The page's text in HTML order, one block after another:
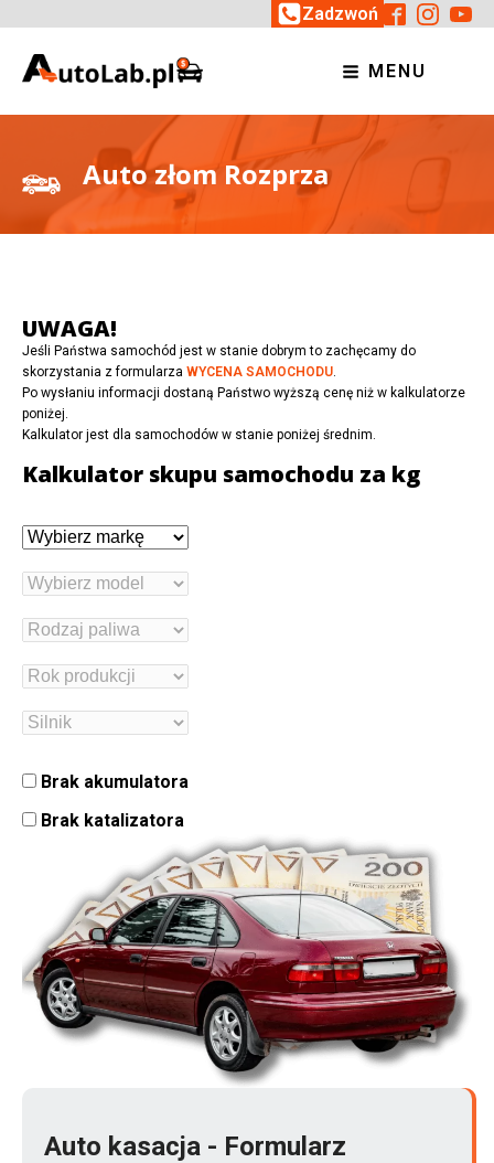
Zadzwoń
MENU
Auto złom Rozprza
UWAGA!
Jeśli Państwa samochód jest w stanie dobrym to zachęcamy do
skorzystania z formularza WYCENA SAMOCHODU.
Po wysłaniu informacji dostaną Państwo wyższą cenę niż w kalkulatorze
poniżej.
Kalkulator jest dla samochodów w stanie poniżej średnim.
Kalkulator skupu samochodu za kg
Brak akumulatora
Brak katalizatora
Auto kasacja - Formularz